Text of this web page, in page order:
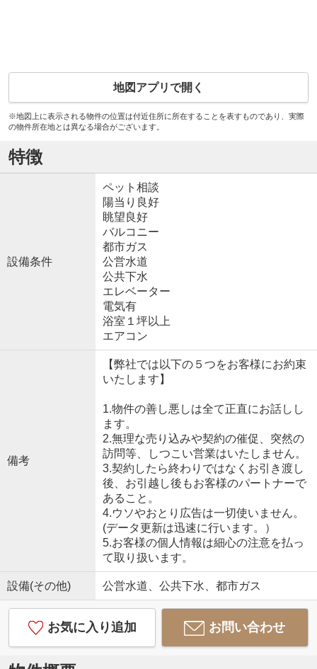
地図アプリで開く
※地図上に表示される物件の位置は付近住所に所在することを表すものであり、実際
の物件所在地とは異なる場合がございます。
特徴
設備条件
ペット相談
陽当り良好
眺望良好
バルコニー
都市ガス
公営水道
公共下水
エレベーター
電気有
浴室１坪以上
エアコン
備考
【弊社では以下の５つをお客様にお約束
いたします】
1.物件の善し悪しは全て正直にお話しし
ます。
2.無理な売り込みや契約の催促、突然の
訪問等、しつこい営業はいたしません。
3.契約したら終わりではなくお引き渡し
後、お引越し後もお客様のパートナーで
あること。
4.ウソやおとり広告は一切使いません。
(データ更新は迅速に行います。）
5.お客様の個人情報は細心の注意を払っ
て取り扱います。
設備(その他) 公営水道、公共下水、都市ガス
お気に入り追加 お問い合わせ